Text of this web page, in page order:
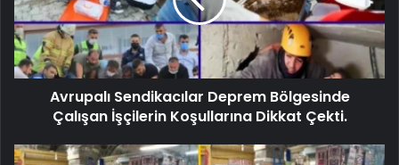
Avrupalı ​​Sendikacılar Deprem Bölgesinde
Çalışan İşçilerin Koşullarına Dikkat Çekti.